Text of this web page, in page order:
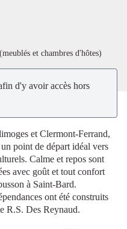
et chambres d'hôtes)
d'y avoir accès hors
et Clermont-Ferrand,
point de départ idéal vers
Calme et repos sont
avec goût et tout confort
à Saint-Bard.
ont été construits
R.S. Des Reynaud.